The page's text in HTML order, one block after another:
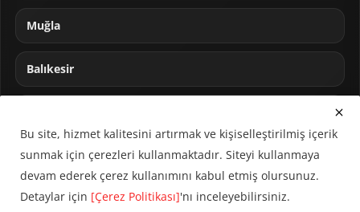
Muğla
Balıkesir
Bu site, hizmet kalitesini artırmak ve kişiselleştirilmiş içerik
sunmak için çerezleri kullanmaktadır. Siteyi kullanmaya
devam ederek çerez kullanımını kabul etmiş olursunuz.
Detaylar için [Çerez Politikası]'nı inceleyebilirsiniz.